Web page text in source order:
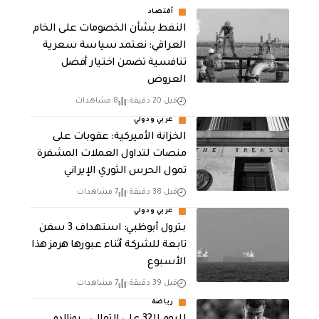
أقتصاد
النفط بشأن الخصومات على الخام
العراقي: نعتمد سياسة سعرية
تنافسية تضمن اختيار أفضل
العروض
قبل 20 دقيقة 8 مشاهدات
عربي ودولي
الخزانة الأميركية: عقوبات على
منصات لتداول العملات المشفرة
تمول الحرس الثوري الإيراني
قبل 38 دقيقة 7 مشاهدات
عربي ودولي
بترول أبوظبي: استهداف 3 سفن
تابعة للشركة أثناء عبورها هرمز هذا
الأسبوع
قبل 39 دقيقة 7 مشاهدات
رياضة